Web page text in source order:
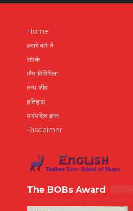
Home
हमारे बारे में
संपर्क
जैव-विविधिता
वन्य जीव
इतिहास
पारंपरिक ज्ञान
Disclaimer
The BOBs Award